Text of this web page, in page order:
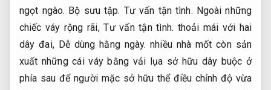
ngọt ngào. Bộ sưu tập. Tư vấn tận tình. Ngoài những
chiếc váy rộng rãi,Tư vấn tận tình. thoải mái với hai
dây đai, Dễ dùng hằng ngày. nhiều nhà mốt còn sản
xuất những cái váy bằng vải lụa sở hữu dây buộc ở
phía sau để người mặc sở hữu thể điều chỉnh độ vừa